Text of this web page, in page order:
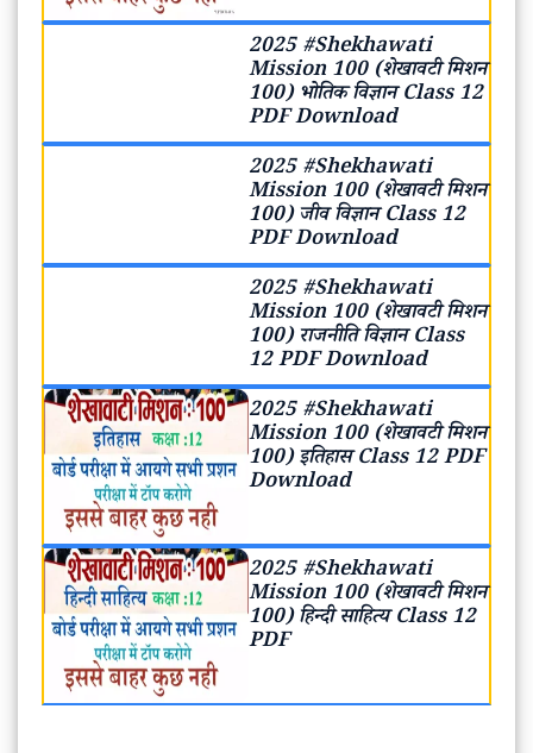
2025 #Shekhawati
Mission 100 (शेखावटी मिशन
100) भोतिक विज्ञान Class 12
PDF Download
2025 #Shekhawati
Mission 100 (शेखावटी मिशन
100) जीव विज्ञान Class 12
PDF Download
2025 #Shekhawati
Mission 100 (शेखावटी मिशन
100) राजनीति विज्ञान Class
12 PDF Download
2025 #Shekhawati
Mission 100 (शेखावटी मिशन
100) इतिहास Class 12 PDF
Download
2025 #Shekhawati
Mission 100 (शेखावटी मिशन
100) हिन्दी साहित्य Class 12
PDF